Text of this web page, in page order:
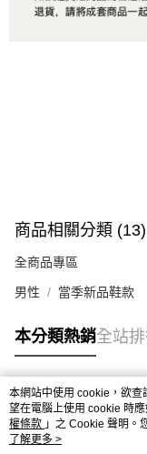
商品相關分類 (13)
全商品專區
男性 當季新品鞋款
本分類熱銷全站
熱門標籤
本網站中使用 cookie，欲
望在電腦上使用 cookie 時
權條款 」之 Cookie 聲明。
用條款之 Cookie 聲明使用
了解更多 >